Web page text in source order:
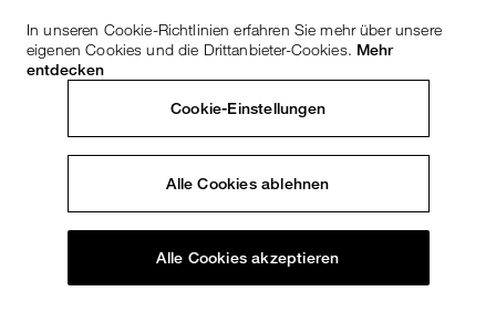
In unseren Cookie-Richtlinien erfahren Sie mehr über unsere
eigenen Cookies und die Drittanbieter-Cookies. Mehr
entdecken
Cookie-Einstellungen
Alle Cookies ablehnen
Alle Cookies akzeptieren